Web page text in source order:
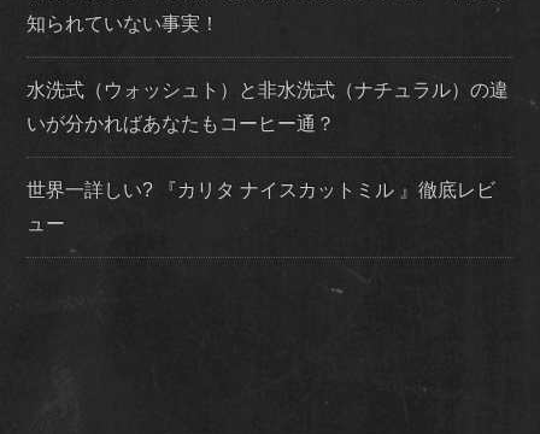
知られていない事実！
水洗式（ウォッシュト）と非水洗式（ナチュラル）の違
いが分かればあなたもコーヒー通？
世界一詳しい? 『カリタ ナイスカットミル 』徹底レビ
ュー